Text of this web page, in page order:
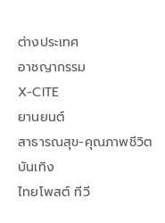
ต่างประเทศ
อาชญากรรม
X-CITE
ยานยนต์
สาธารณสุข-คุณภาพชีวิต
บันเทิง
ไทยโพสต์ ทีวี